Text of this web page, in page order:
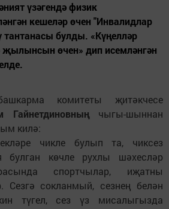
үзәгендә физик
кешеләр өчен "Инвалидлар
тантанасы булды. «Күңелләр
өчен» дип исемләнгән
комитеты җитәкчесе
Гайнетдиновныңчыгы-шыннан
килә:
чикле булып та, чиксез
булган көчле рухлы шәхесләр
спортчылар, иҗатны
Сезгә сокланмый, сезнең белән
түгел, сез үз мисалыгызда